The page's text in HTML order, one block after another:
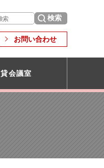
お問い合わせ
貸会議室